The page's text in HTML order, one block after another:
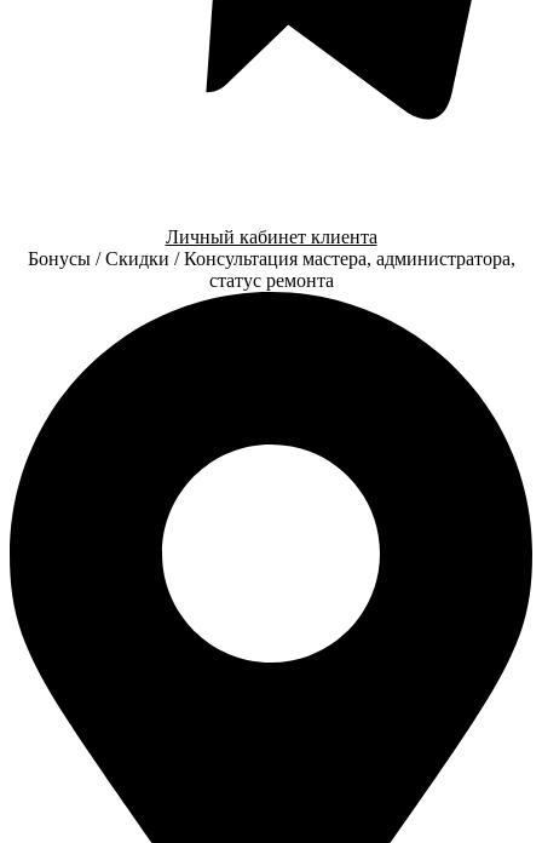
Личный кабинет клиента
Бонусы / Скидки / Консультация мастера, администратора,
статус ремонта